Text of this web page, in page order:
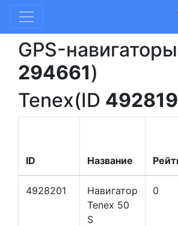
GPS-
294661)
Tenex(ID
ID Название
4928201
Навигатор
Tenex 50
S
0